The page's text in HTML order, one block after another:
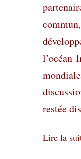
l’océan
restée
Lire la